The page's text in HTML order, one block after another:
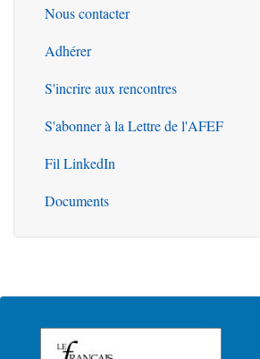
Outils
Nous contacter
Adhérer
S'incrire aux rencontres
S'abonner à la Lettre de l'AFEF
Fil LinkedIn
Documents